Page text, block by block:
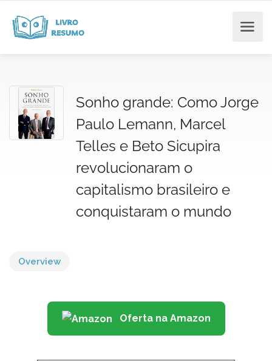
Sonho grande: Como Jorge
Paulo Lemann, Marcel
Telles e Beto Sicupira
revolucionaram o
capitalismo brasileiro e
conquistaram o mundo
Overview
Oferta na Amazon